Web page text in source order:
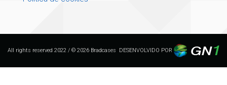
All rights reserved 2022 / © 2026 Bradcases DESENVOLVIDO POR